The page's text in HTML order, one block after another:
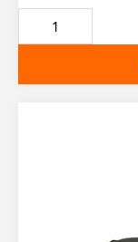
de
base